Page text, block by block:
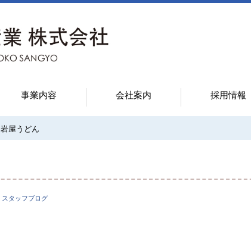
事業内容 会社案内 採用情報
岩屋うどん
スタッフブログ